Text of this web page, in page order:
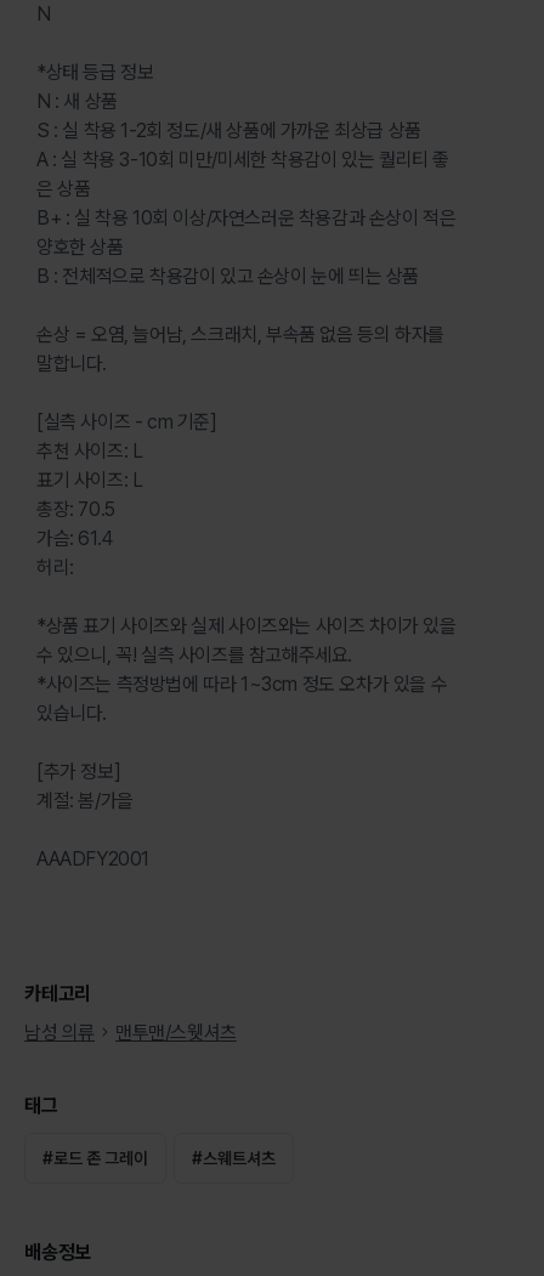
N
*상태 등급 정보
N : 새 상품
S : 실 착용 1-2회 정도/새 상품에 가까운 최상급 상품
A : 실 착용 3-10회 미만/미세한 착용감이 있는 퀄리티 좋
은 상품
B+ : 실 착용 10회 이상/자연스러운 착용감과 손상이 적은
양호한 상품
B : 전체적으로 착용감이 있고 손상이 눈에 띄는 상품
손상 = 오염, 늘어남, 스크래치, 부속품 없음 등의 하자를
말합니다.
[실측 사이즈 - cm 기준]
추천 사이즈: L
표기 사이즈: L
총장: 70.5
가슴: 61.4
허리:
*상품 표기 사이즈와 실제 사이즈와는 사이즈 차이가 있을
수 있으니, 꼭! 실측 사이즈를 참고해주세요.
*사이즈는 측정방법에 따라 1~3cm 정도 오차가 있을 수
있습니다.
[추가 정보]
계절: 봄/가을
AAADFY2001
카테고리
남성 의류
맨투맨/스웻셔츠
태그
#로드 존 그레이 #스웨트셔츠
배송정보